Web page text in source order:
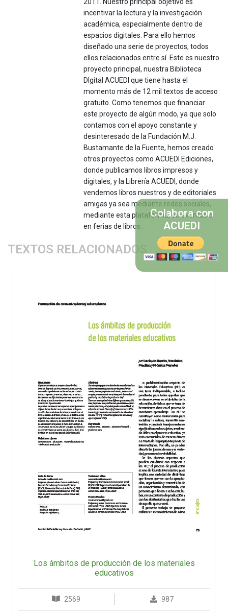
incentivar la lectura y la investigación
académica, especialmente dentro de
espacios digitales. Para ello hemos
diseñado una serie de proyectos, todos
ellos relacionados entre sí. Este es nuestro
proyecto principal, nuestra Biblioteca
DIgital ACUEDI que tiene hasta el
momento más de 12 mil textos de acceso
gratuito. Como tenemos que financiar
este proyecto de algún modo, ya que solo
contamos con el apoyo constante y
desinteresado de la Fundación M.J.
Bustamante de la Fuente, hemos creado
otros proyectos como ACUEDI Ediciones,
donde publicamos libros impresos y
digitales, y la Librería ACUEDI, donde
vendemos libros nuestros y de editoriales
amigas ya sea mediante redes sociales,
mediante esta plataforma, en eventos o
en ferias de libros.
TEXTOS RELACIONADOS
Los ámbitos de producción de los materiales
educativos
2569 987
Colabora con
ACUEDI